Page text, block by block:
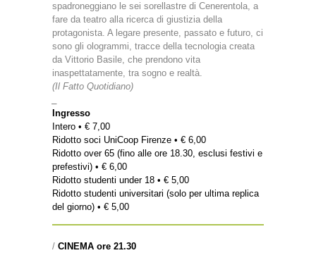
spadroneggiano le sei sorellastre di Cenerentola, a
fare da teatro alla ricerca di giustizia della
protagonista. A legare presente, passato e futuro, ci
sono gli ologrammi, tracce della tecnologia creata
da Vittorio Basile, che prendono vita
inaspettatamente, tra sogno e realtà.
(Il Fatto Quotidiano)
Ingresso
Intero • € 7,00
Ridotto soci UniCoop Firenze • € 6,00
Ridotto over 65 (fino alle ore 18.30, esclusi festivi e
prefestivi) • € 6,00
Ridotto studenti under 18 • € 5,00
Ridotto studenti universitari (solo per ultima replica
del giorno) • € 5,00
/ CINEMA ore 21.30